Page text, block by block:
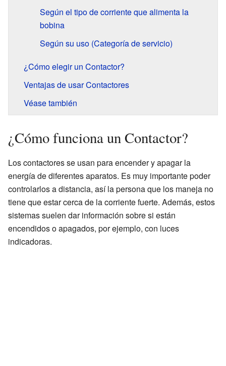
Según el tipo de corriente que alimenta la
bobina
Según su uso (Categoría de servicio)
¿Cómo elegir un Contactor?
Ventajas de usar Contactores
Véase también
¿Cómo funciona un Contactor?
Los contactores se usan para encender y apagar la
energía de diferentes aparatos. Es muy importante poder
controlarlos a distancia, así la persona que los maneja no
tiene que estar cerca de la corriente fuerte. Además, estos
sistemas suelen dar información sobre si están
encendidos o apagados, por ejemplo, con luces
indicadoras.